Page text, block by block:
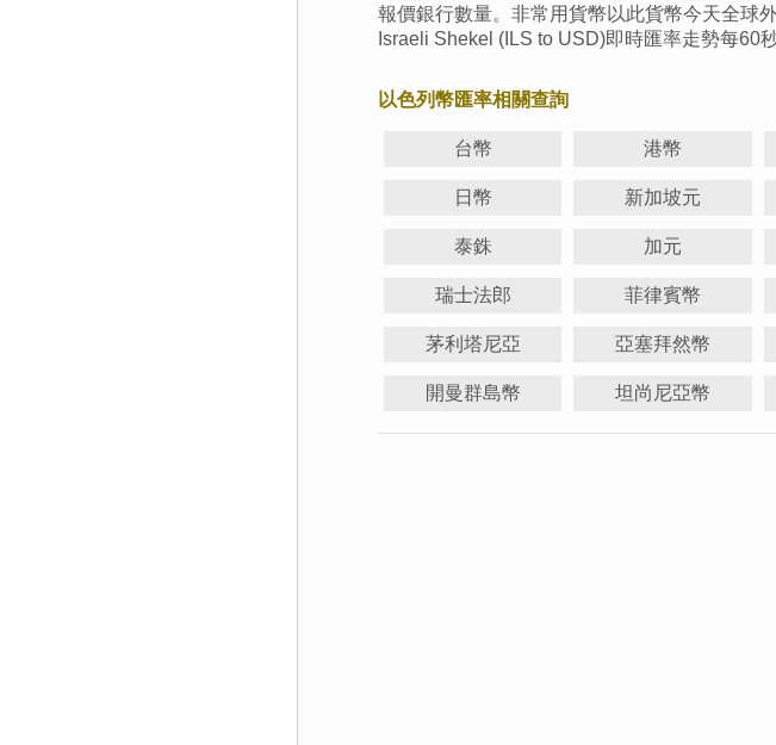
報價銀行數量。非常用貨幣以此貨幣今天全球
Israeli Shekel (ILS to USD)即時匯率走勢每60秒
以色列幣匯率相關查詢
台幣 港幣
日幣 新加坡元
泰銖 加元
瑞士法郎 菲律賓幣
茅利塔尼亞 亞塞拜然幣
開曼群島幣 坦尚尼亞幣